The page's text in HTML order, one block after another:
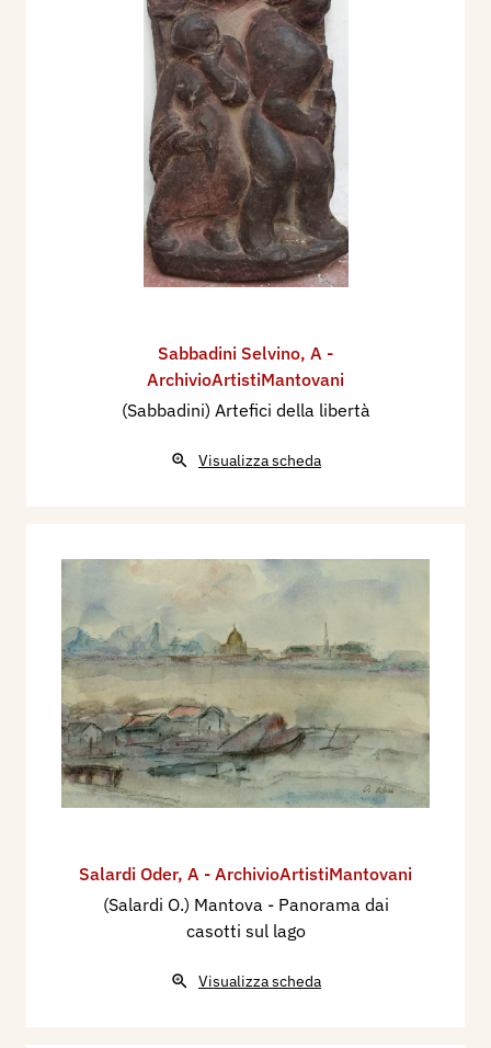
Sabbadini Selvino, A -
ArchivioArtistiMantovani
(Sabbadini) Artefici della libertà
Visualizza scheda
Salardi Oder, A - ArchivioArtistiMantovani
(Salardi O.) Mantova - Panorama dai
casotti sul lago
Visualizza scheda